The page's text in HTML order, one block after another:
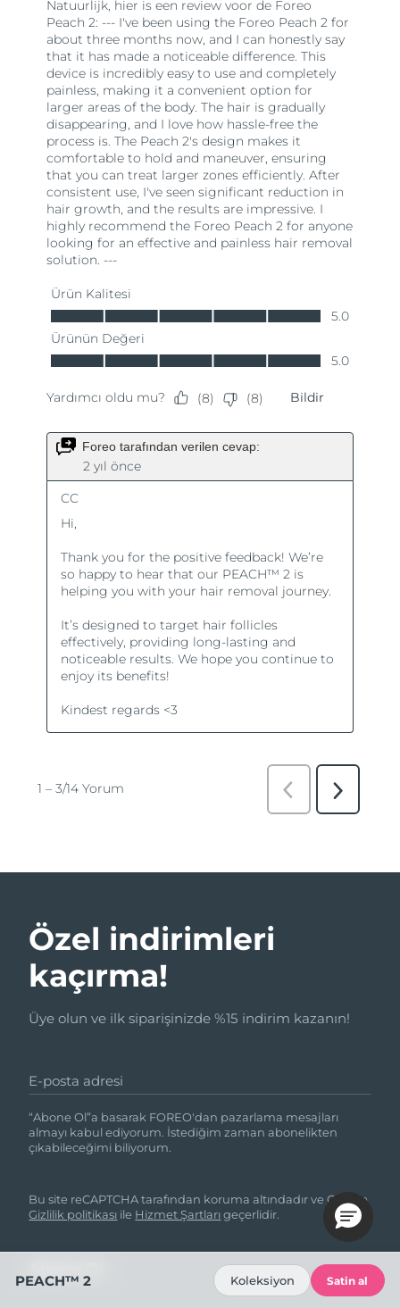
Özel indirimleri
kaçırma!
Üye olun ve ilk siparişinizde %15 indirim kazanın!
E-posta adresi
“Abone Ol”a basarak FOREO'dan pazarlama mesajları
almayı kabul ediyorum. İstediğim zaman abonelikten
çıkabileceğimi biliyorum.
Bu site reCAPTCHA tarafından koruma altındadır ve Google
Gizlilik politikası ile Hizmet Şartlarıgeçerlidir.
PEACH™ 2 Koleksiyon Satin al